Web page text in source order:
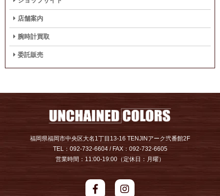
店舗案内
腕時計買取
委託販売
福岡県福岡市中央区大名1丁目13-16 TENJINアーク弐番館2F
TEL：092-732-6604 / FAX：092-732-6605
営業時間：11:00-19:00（定休日：月曜）